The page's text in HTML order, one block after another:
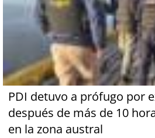
PDI detuvo a prófugo por
después de más de 10
en la zona austral